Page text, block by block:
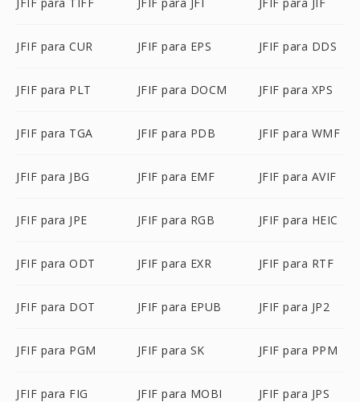
JFIF para CUR JFIF para EPS JFIF para DDS
JFIF para PLT JFIF para DOCM JFIF para XPS
JFIF para TGA JFIF para PDB JFIF para WMF
JFIF para JBG JFIF para EMF JFIF para AVIF
JFIF para JPE JFIF para RGB JFIF para HEIC
JFIF para ODT JFIF para EXR JFIF para RTF
JFIF para DOT JFIF para EPUB JFIF para JP2
JFIF para PGM JFIF para SK JFIF para PPM
JFIF para FIG JFIF para MOBI JFIF para JPS